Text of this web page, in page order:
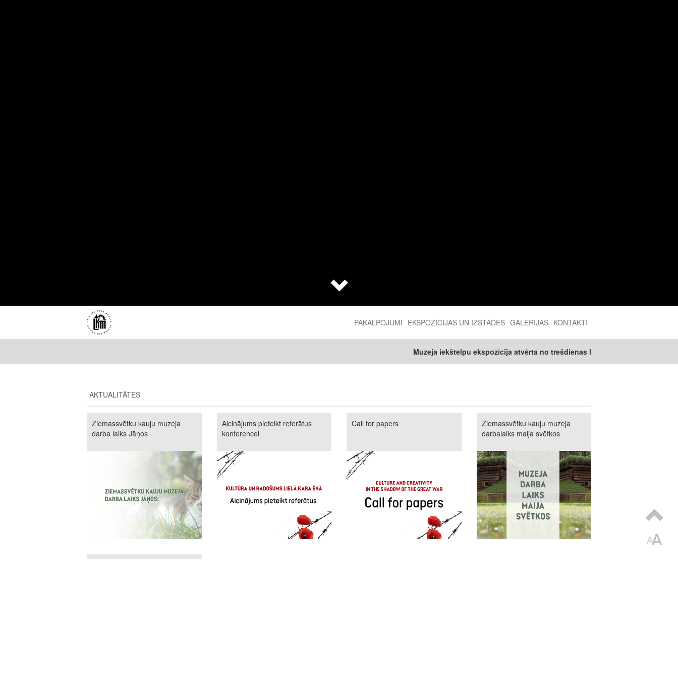
2nd
level
PAKALPOJUMI EKSPOZĪCIJAS UN IZSTĀDES GALERIJAS KONTAKTI
Muzeja iekštelpu ekspozīcija atvērta no trešdienas līdz svētdienai 10.00 - 16.00
AKTUALITĀTES
Ziemassvētku kauju muzeja
darba laiks Jāņos
Aicinājums pieteikt referātus
konferencei
Call for papers
Ziemassvētku kauju muzeja
darbalaiks maija svētkos